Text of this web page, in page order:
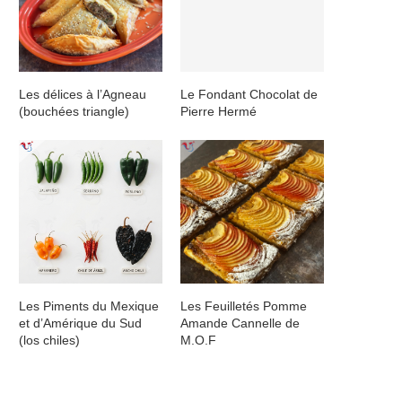
Les délices à l’Agneau
(bouchées triangle)
Le Fondant Chocolat de
Pierre Hermé
Les Piments du Mexique
et d’Amérique du Sud
(los chiles)
Les Feuilletés Pomme
Amande Cannelle de
M.O.F